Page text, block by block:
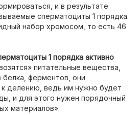
и в результате
сперматоциты 1 порядка.
набор хромосом, то есть 46
1 порядка активно
питательные вещества,
белка, ферментов, они
к делению, ведь им нужно будет
и для этого нужен порядочный
материалов».